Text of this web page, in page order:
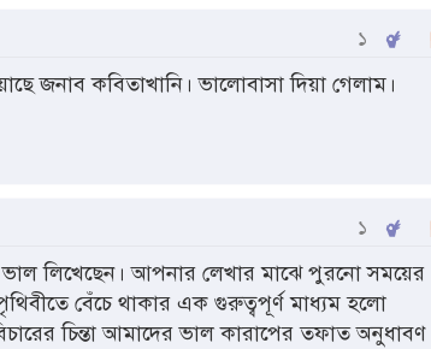
১
জনাব কবিতাখানি। ভালোবাসা দিয়া গেলাম।
১
লিখেছেন। আপনার লেখার মাঝে পুরনো সময়ের
বেঁচে থাকার এক গুরুত্বপূর্ণ মাধ্যম হলো
চিন্তা আমাদের ভাল কারাপের তফাত অনুধাবণ